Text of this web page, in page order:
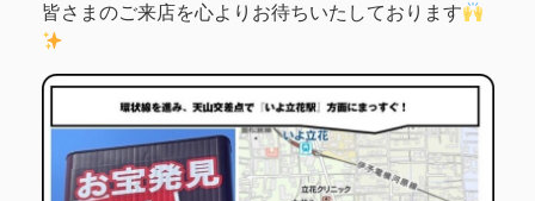
皆さまのご来店を心よりお待ちいたしております